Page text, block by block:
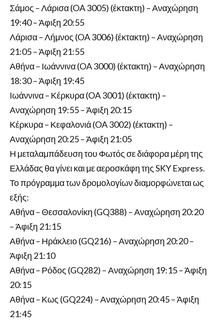
Σάμος – Λάρισα (OA 3005) (έκτακτη) – Αναχώρηση
19:40 – Άφιξη 20:55
Λάρισα – Λήμνος (OA 3006) (έκτακτη) – Αναχώρηση
21:05 – Άφιξη 21:55
Αθήνα – Ιωάννινα (OA 3000) (έκτακτη) – Αναχώρηση
18:30 – Άφιξη 19:45
Ιωάννινα – Κέρκυρα (OA 3001) (έκτακτη) –
Αναχώρηση 19:55 – Άφιξη 20:15
Κέρκυρα – Κεφαλονιά (OA 3002) (έκτακτη) –
Αναχώρηση 20:25 – Άφιξη 21:05
Η μεταλαμπάδευση του Φωτός σε διάφορα μέρη της
Ελλάδας θα γίνει και με αεροσκάφη της SKY Express.
Το πρόγραμμα των δρομολογίων διαμορφώνεται ως
εξής:
Αθήνα – Θεσσαλονίκη (GQ388) – Αναχώρηση 20:20
– Άφιξη 21:15
Αθήνα – Ηράκλειο (GQ216) – Αναχώρηση 20:20 –
Άφιξη 21:10
Αθήνα – Ρόδος (GQ282) – Αναχώρηση 19:15 – Άφιξη
20:15
Αθήνα – Κως (GQ224) – Αναχώρηση 20:45 – Άφιξη
21:45